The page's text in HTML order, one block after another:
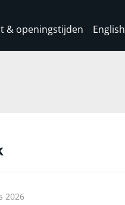
& openingstijden English
2026